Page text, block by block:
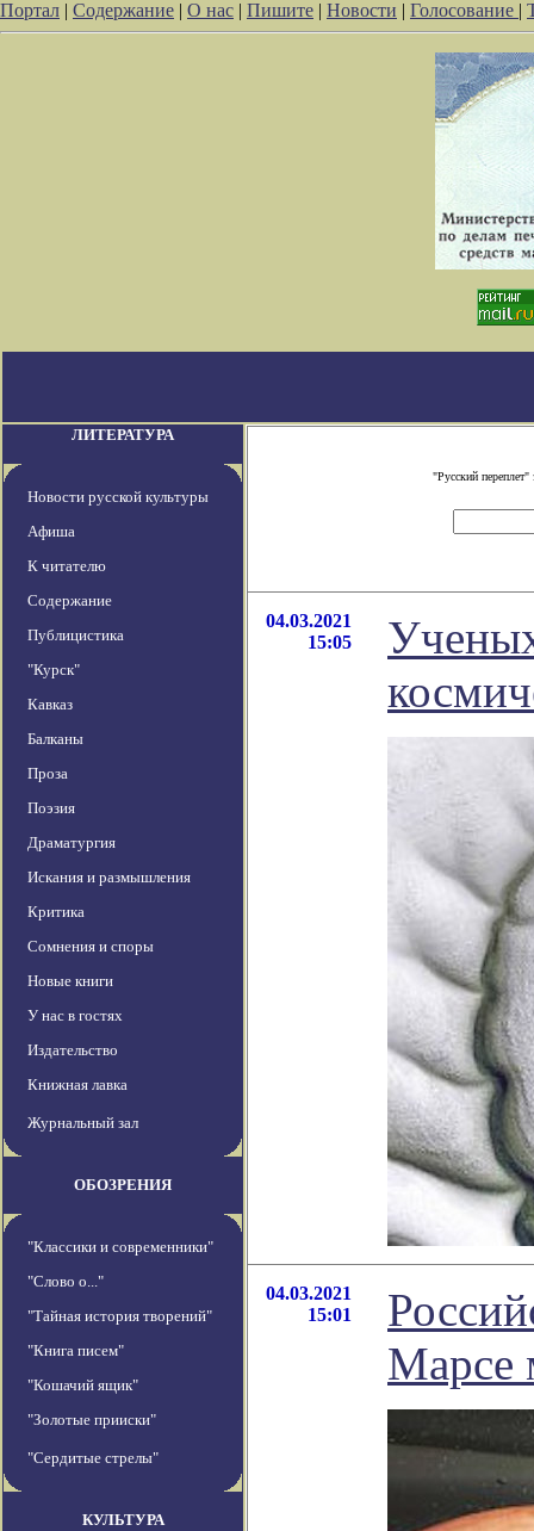
Портал | Содержание | О нас | Пишите | Новости | Голосование |
ЛИТЕРАТУРА
Новости русской культуры
Афиша
К читателю
Содержание
Публицистика
"Курск"
Кавказ
Балканы
Проза
Поэзия
Драматургия
Искания и размышления
Критика
Сомнения и споры
Новые книги
У нас в гостях
Издательство
Книжная лавка
Журнальный зал
ОБОЗРЕНИЯ
"Классики и современники"
"Слово о..."
"Тайная история творений"
"Книга писем"
"Кошачий ящик"
"Золотые прииски"
"Сердитые стрелы"
КУЛЬТУРА
"Русский
04.03.2021
15:05
04.03.2021
15:01
Марсе